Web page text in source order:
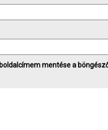
mentése a